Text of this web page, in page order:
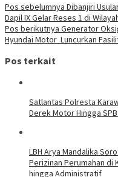
Pos sebelumnya Dibanjiri
Dapil IX Gelar Reses 1 di
Pos berikutnya Generator
Hyundai Motor Luncurkan
Pos terkait
Satlantas Polresta
Derek Motor Hingga
LBH Arya Mandalika
Perizinan Perumahan di
hingga Administratif